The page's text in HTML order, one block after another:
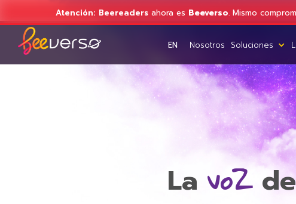
Atención: Beereaders ahora es Beeverso. Mismo
EN
Nosotros
Soluciones
La voZ